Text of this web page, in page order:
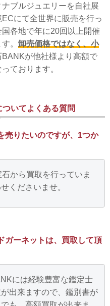
ブルジュエリーを自社展
にて全世界に販売を行っ
各地で年に20回以上開催
。 卸売価格ではなく、小
が他社様より高額で
ております。
いてよくある質問
売りたいのですが、1つか
から買取を行っていま
くださいませ。
ガーネットは、買取して頂
には経験豊富な鑑定士
出来ますので、鑑別書が